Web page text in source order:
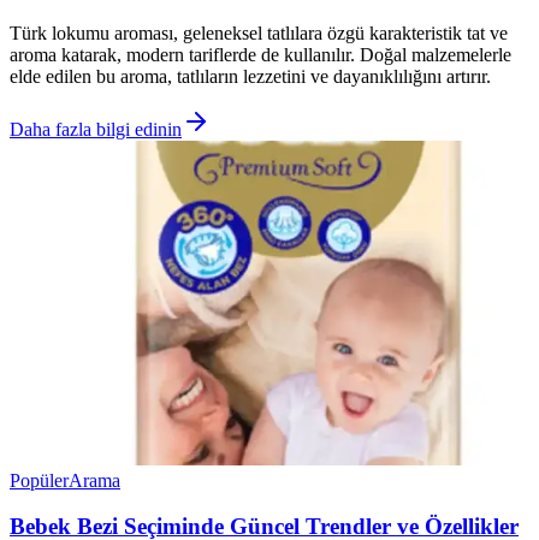
Türk lokumu aroması, geleneksel tatlılara özgü karakteristik tat ve
aroma katarak, modern tariflerde de kullanılır. Doğal malzemelerle
elde edilen bu aroma, tatlıların lezzetini ve dayanıklılığını artırır.
Daha fazla bilgi edinin
PopülerArama
Bebek Bezi Seçiminde Güncel Trendler ve Özellikler